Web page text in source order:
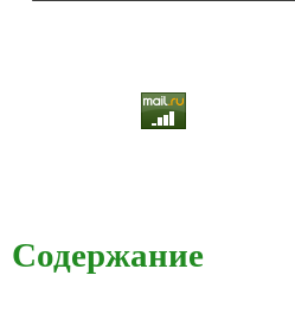
Содержание